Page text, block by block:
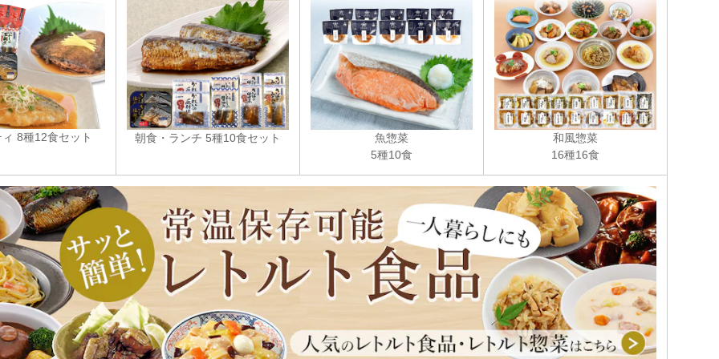
8種12食セット 朝食・ランチ 5種10食セット
魚惣菜
5種10食
和風惣菜
16種16食